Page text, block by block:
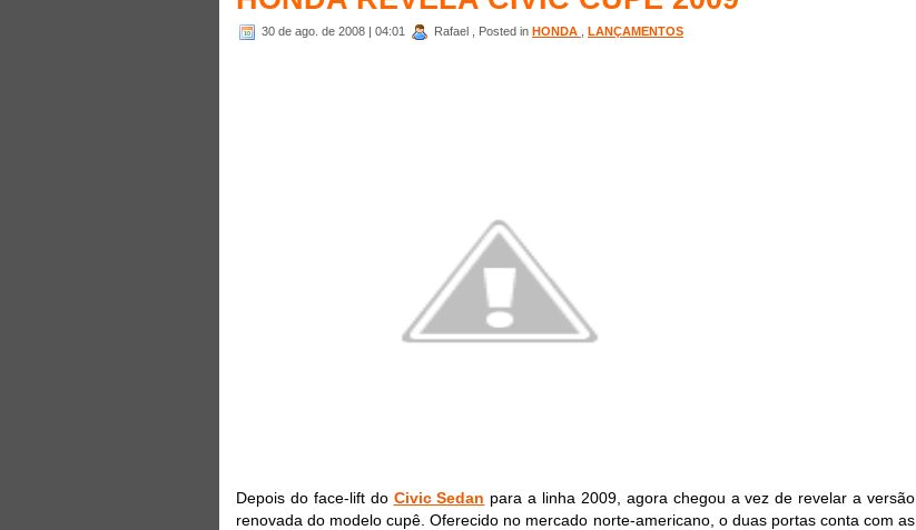
30 de ago. de 2008 | 04:01 Rafael , Posted in HONDA LANÇAMENTOS
Depois do face-lift do Civic Sedan para a linha 2009, agora chegou a vez de revelar a versão
renovada do modelo cupê. Oferecido no mercado norte-americano, o duas portas conta com as